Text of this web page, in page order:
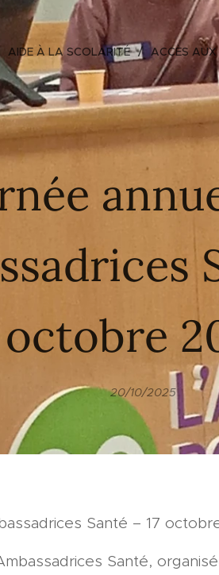
AIDE À LA SCOLARITÉ ACCÈS AUX
octobre
20/10/2025
Santé – 17
Santé,